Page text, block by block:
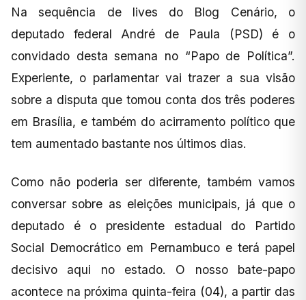
Na sequência de lives do Blog Cenário, o
deputado federal André de Paula (PSD) é o
convidado desta semana no “Papo de Política”.
Experiente, o parlamentar vai trazer a sua visão
sobre a disputa que tomou conta dos três poderes
em Brasília, e também do acirramento político que
tem aumentado bastante nos últimos dias.
Como não poderia ser diferente, também vamos
conversar sobre as eleições municipais, já que o
deputado é o presidente estadual do Partido
Social Democrático em Pernambuco e terá papel
decisivo aqui no estado. O nosso bate-papo
acontece na próxima quinta-feira (04), a partir das